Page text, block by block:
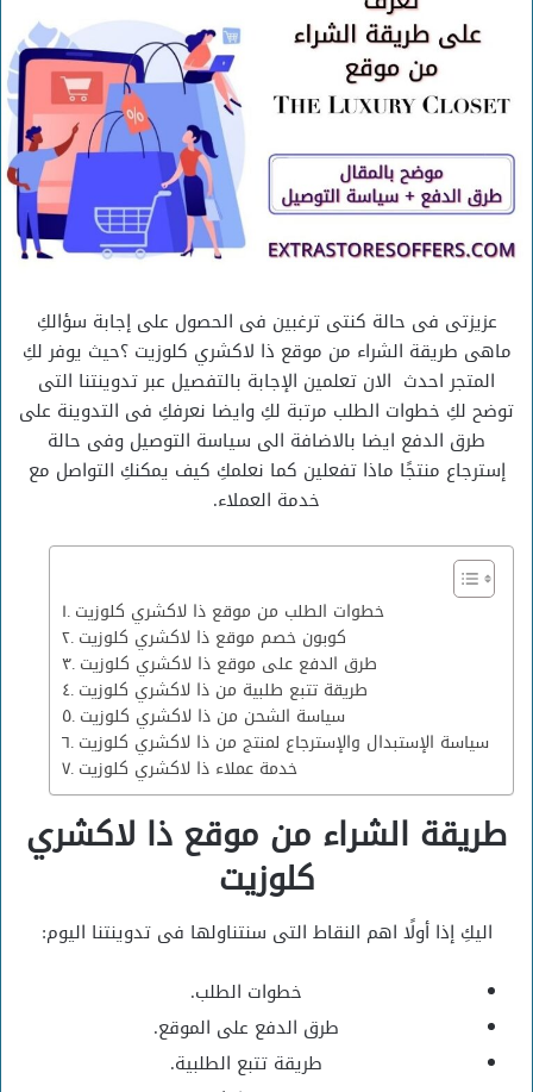
عزيزتى فى حالة كنتى ترغبين فى الحصول على إجابة سؤالكِ
ماهى طريقة الشراء من موقع ذا لاكشري كلوزيت ؟حيث يوفر لكِ
المتجر احدث الان تعلمين الإجابة بالتفصيل عبر تدوينتنا التى
توضح لكِ خطوات الطلب مرتبة لكِ وايضا نعرفكِ فى التدوينة على
طرق الدفع ايضا بالاضافة الى سياسة التوصيل وفى حالة
إسترجاع منتجًا ماذا تفعلين كما نعلمكِ كيف يمكنكِ التواصل مع
خدمة العملاء.
خطوات الطلب من موقع ذا لاكشري كلوزيت
كوبون خصم موقع ذا لاكشري كلوزيت
طرق الدفع على موقع ذا لاكشري كلوزيت
طريقة تتبع طلبية من ذا لاكشري كلوزيت
سياسة الشحن من ذا لاكشري كلوزيت
سياسة الإستبدال والإسترجاع لمنتج من ذا لاكشري كلوزيت
خدمة عملاء ذا لاكشري كلوزيت
طريقة الشراء من موقع ذا لاكشري
كلوزيت
اليكِ إذا أولًا اهم النقاط التى سنتناولها فى تدوينتنا اليوم:
خطوات الطلب.
طرق الدفع على الموقع.
طريقة تتبع الطلبية.